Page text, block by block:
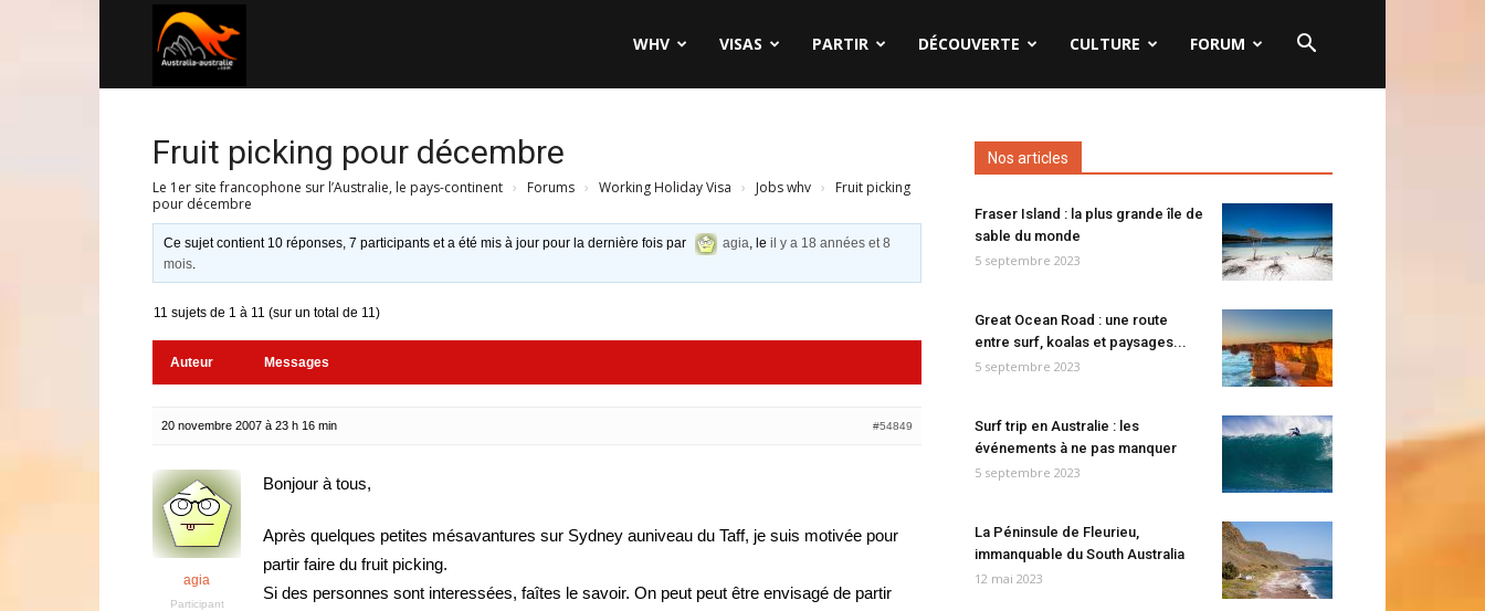
WHV VISAS PARTIR DÉCOUVERTE CULTURE FORUM
Fruit picking pour décembre
Le 1er site francophone sur l’Australie, le pays-continent › Forums › Working Holiday Visa › Jobs whv ›
Fruit picking
pour décembre
Ce sujet contient 10 réponses, 7 participants et a été mis à jour pour la dernière fois par agia, leil y a 18 années et 8
mois.
11 sujets de 1 à 11 (sur un total de 11)
Auteur Messages
20 novembre 2007 à 23 h 16 min #54849
agia
Participant
Bonjour à tous,
Après quelques petites mésavantures sur Sydney auniveau du Taff, je suis motivée pour
partir faire du fruit picking.
Si des personnes sont interessées, faîtes le savoir. On peut peut être envisagé de partir
Nos articles
Fraser Island : la plus grande île de
sable du monde
5 septembre 2023
Great Ocean Road : une route
entre surf, koalas et paysages...
5 septembre 2023
Surf trip en Australie : les
événements à ne pas manquer
5 septembre 2023
La Péninsule de Fleurieu,
immanquable du South Australia
12 mai 2023